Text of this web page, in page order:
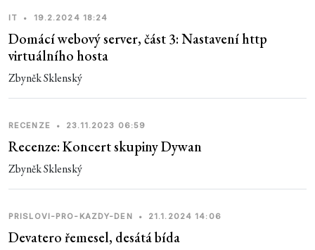
IT • 19.2.2024 18:24
Domácí webový server, část 3: Nastavení http
virtuálního hosta
Zbyněk Sklenský
RECENZE • 23.11.2023 06:59
Recenze: Koncert skupiny Dywan
Zbyněk Sklenský
PRISLOVI-PRO-KAZDY-DEN • 21.1.2024 14:06
Devatero řemesel, desátá bída